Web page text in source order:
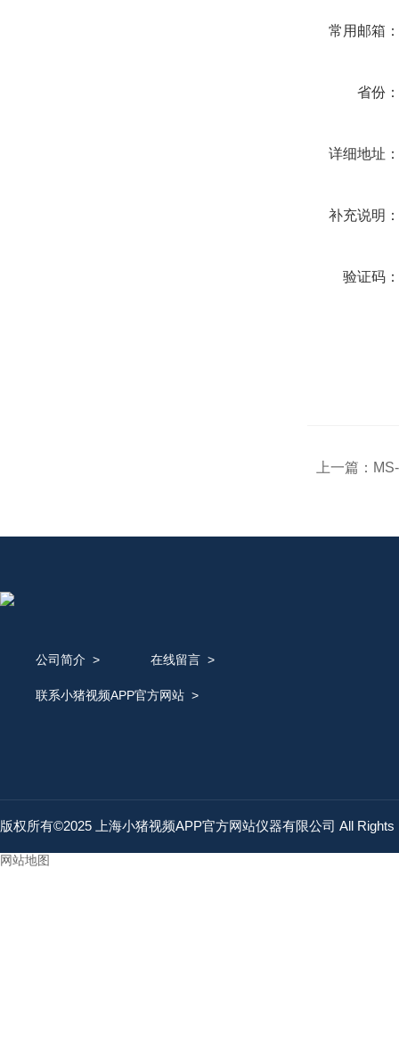
常用邮箱
省份
详细地址
补充说明
验证码
上一篇：
公司简介 > 在线留言>
联系小猪视频APP官方网站>
版权所有©2025 上海小猪视频APP官方网站仪器有限公司 All
网站地图